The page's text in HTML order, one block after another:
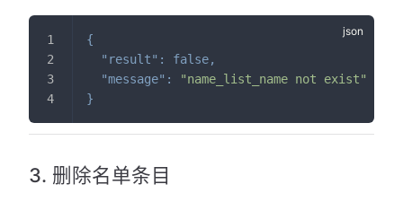
{
"result" : false,
"message" :
"name_list_name not exist"
}
3. 删除名单条目